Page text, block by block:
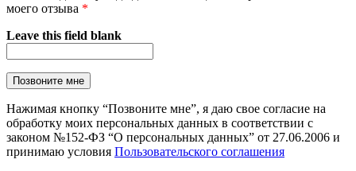
моего отзыва *
Leave this field blank
Нажимая кнопку “Позвоните мне”, я даю свое согласие на
обработку моих персональных данных в соответствии с
законом №152-ФЗ “О персональных данных” от 27.06.2006 и
принимаю условия Пользовательского соглашения